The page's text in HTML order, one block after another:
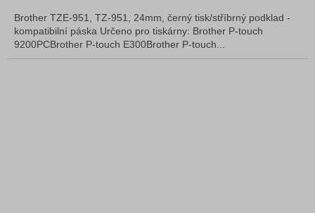
Brother TZE-951, TZ-951, 24mm, černý tisk/stříbrný podklad -
kompatibilní páska Určeno pro tiskárny: Brother P-touch
9200PCBrother P-touch E300Brother P-touch...